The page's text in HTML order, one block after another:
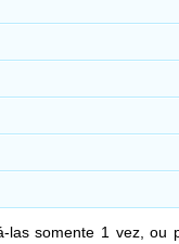
las somente 1 vez, ou